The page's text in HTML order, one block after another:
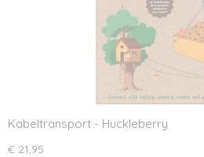
Kabeltransport - Huckleberry
€ 21,95